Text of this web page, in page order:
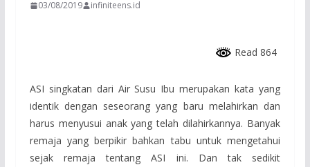
03/08/2019 infiniteens.id
Read 864
ASI singkatan dari Air Susu Ibu merupakan kata yang
identik dengan seseorang yang baru melahirkan dan
harus menyusui anak yang telah dilahirkannya. Banyak
remaja yang berpikir bahkan tabu untuk mengetahui
sejak remaja tentang ASI ini. Dan tak sedikit